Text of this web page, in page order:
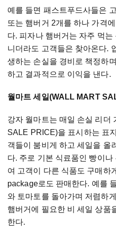
예를 들면 패스트푸드사들은
또는 햄버거 2개를 하나 가격
다. 피자나 햄버거는 자주 먹
니더라도 고객들은 찾아온다.
생하는 손실을 경비로 책정하
하고 결과적으로 이익을 낸다.
월마트 세일(WALL MART
강자 월마트는 매일 손실 리더
SALE PRICE)을 표시하는 표
객들이 붐비게 하고 세일을 올
다. 주로 기본 식료품인 빵이
여 고객이 다른 식품도 구매하
package로도 판매한다. 예를
와 토마토를 돌아가며 저렴하
햄버거에 필요한 비 세일 상품
한다.